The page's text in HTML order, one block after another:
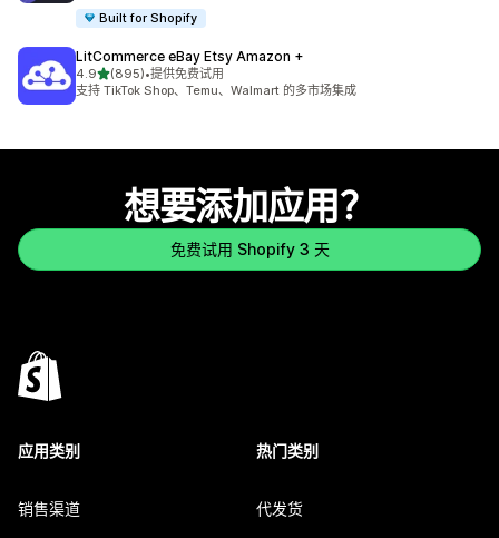
Built for Shopify
LitCommerce eBay Etsy Amazon +
4.9星（满分 5 星）
(895)
总共 895 条评论
•提供免费试用
支持 TikTok Shop、Temu、Walmart 的多市场集成
想要添加应用？
免费试用 Shopify 3 天
应用类别
销售渠道
热门类别
代发货